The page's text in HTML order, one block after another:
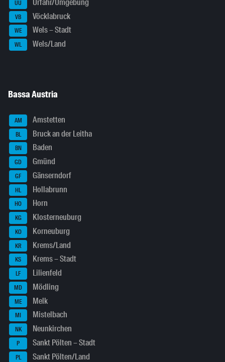
UU Urfahr/Umgebung
VB Vöcklabruck
WE Wels – Stadt
WL Wels/Land
Bassa Austria
AM Amstetten
BL Bruck an der Leitha
BN Baden
GD Gmünd
GF Gänserndorf
HL Hollabrunn
HO Horn
KG Klosterneuburg
KO Korneuburg
KR Krems/Land
KS Krems – Stadt
LF Lilienfeld
MD Mödling
ME Melk
MI Mistelbach
NK Neunkirchen
P Sankt Pölten – Stadt
PL Sankt Pölten/Land